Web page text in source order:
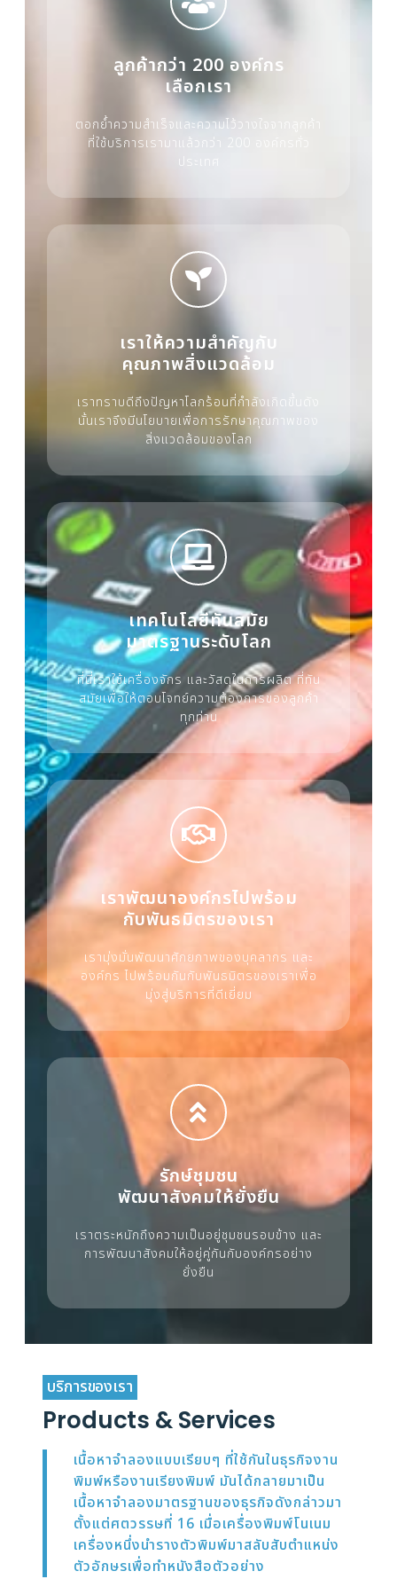
ลูกค้ากว่า 200 องค์กร
เลือกเรา
ตอกย้ำความสำเร็จและความไว้วางใจจากลูกค้า
ที่ใช้บริการเรามาแล้วกว่า 200 องค์กรทั่ว
ประเทศ
เราให้ความสำคัญกับ
คุณภาพสิ่งแวดล้อม
เราทราบดีถึงปัญหาโลกร้อนที่กำลังเกิดขึ้นดัง
นั้นเราจึงมีนโยบายเพื่อการรักษาคุณภาพของ
สิ่งแวดล้อมของโลก
เทคโนโลยีทันสมัย
มาตรฐานระดับโลก
ที่นี่เราใช้เครื่องจักร และวัสดุในการผลิต ที่ทัน
สมัยเพื่อให้ตอบโจทย์ความต้องการของลูกค้า
ทุกท่าน
เราพัฒนาองค์กรไปพร้อม
กับพันธมิตรของเรา
เรามุ่งมั่นพัฒนาศักยภาพของบุคลากร และ
องค์กร ไปพร้อมกันกับพันธมิตรของเราเพื่อ
มุ่งสู่บริการที่ดีเยี่ยม
รักษ์ชุมชน
พัฒนาสังคมให้ยั่งยืน
เราตระหนักถึงความเป็นอยู่ชุมชนรอบข้าง และ
การพัฒนาสังคมให้อยู่คู่กันกับองค์กรอย่าง
ยั่งยืน
บริการของเรา
Products & Services
เนื้อหาจำลองแบบเรียบๆ ที่ใช้กันในธุรกิจงาน
พิมพ์หรืองานเรียงพิมพ์ มันได้กลายมาเป็น
เนื้อหาจำลองมาตรฐานของธุรกิจดังกล่าวมา
ตั้งแต่ศตวรรษที่ 16 เมื่อเครื่องพิมพ์โนเนม
เครื่องหนึ่งนำรางตัวพิมพ์มาสลับสับตำแหน่ง
ตัวอักษรเพื่อทำหนังสือตัวอย่าง